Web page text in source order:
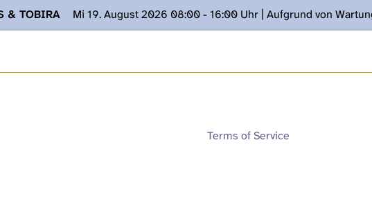
& TOBIRA
Mi 19. August 2026 08:00 - 16:00 Uhr | Aufgrund von
zur Verfügung stehen. Kontakt: www.podcast.unibe.ch
Terms of Service